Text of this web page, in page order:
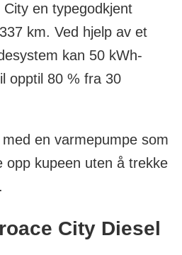
radio med mobil
(DSL)
en typegodkjent
km. Ved hjelp av et
kan 50 kWh-
opptil 80 % fra 30
en varmepumpe som
opp kupeen uten å trekke
City Diesel